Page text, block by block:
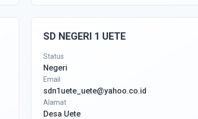
SD NEGERI 1 UETE
Status
Negeri
Email
sdn1uete_uete@yahoo.co.id
Alamat
Desa Uete